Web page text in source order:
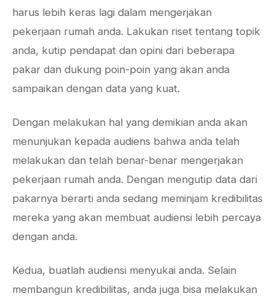
harus lebih keras lagi dalam mengerjakan
pekerjaan rumah anda. Lakukan riset tentang topik
anda, kutip pendapat dan opini dari beberapa
pakar dan dukung poin-poin yang akan anda
sampaikan dengan data yang kuat.
Dengan melakukan hal yang demikian anda akan
menunjukan kepada audiens bahwa anda telah
melakukan dan telah benar-benar mengerjakan
pekerjaan rumah anda. Dengan mengutip data dari
pakarnya berarti anda sedang meminjam kredibilitas
mereka yang akan membuat audiensi lebih percaya
dengan anda.
Kedua, buatlah audiensi menyukai anda. Selain
membangun kredibilitas, anda juga bisa melakukan